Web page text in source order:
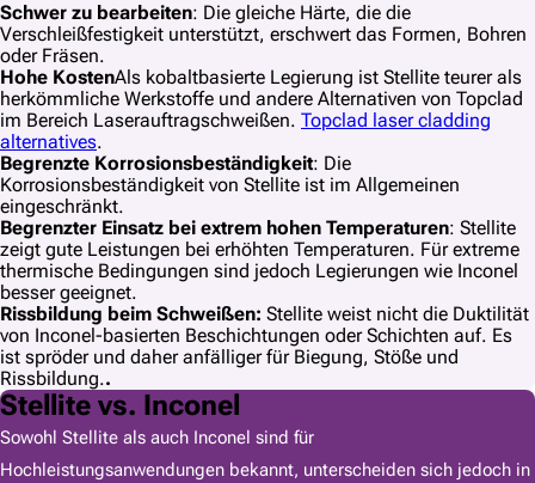
Schwer zu bearbeiten: Die gleiche Härte, die die
Verschleißfestigkeit unterstützt, erschwert das Formen, Bohren
oder Fräsen.
Hohe KostenAls kobaltbasierte Legierung ist Stellite teurer als
herkömmliche Werkstoffe und andere Alternativen von Topclad
im Bereich Laserauftragschweißen. Topclad laser cladding
alternatives.
Begrenzte Korrosionsbeständigkeit: Die
Korrosionsbeständigkeit von Stellite ist im Allgemeinen
eingeschränkt.
Begrenzter Einsatz bei extrem hohen Temperaturen: Stellite
zeigt gute Leistungen bei erhöhten Temperaturen. Für extreme
thermische Bedingungen sind jedoch Legierungen wie Inconel
besser geeignet.
Rissbildung beim Schweißen: Stellite weist nicht die Duktilität
von Inconel-basierten Beschichtungen oder Schichten auf. Es
ist spröder und daher anfälliger für Biegung, Stöße und
Rissbildung..
Stellite vs. Inconel
Sowohl Stellite als auch Inconel sind für
Hochleistungsanwendungen bekannt, unterscheiden sich jedoch in